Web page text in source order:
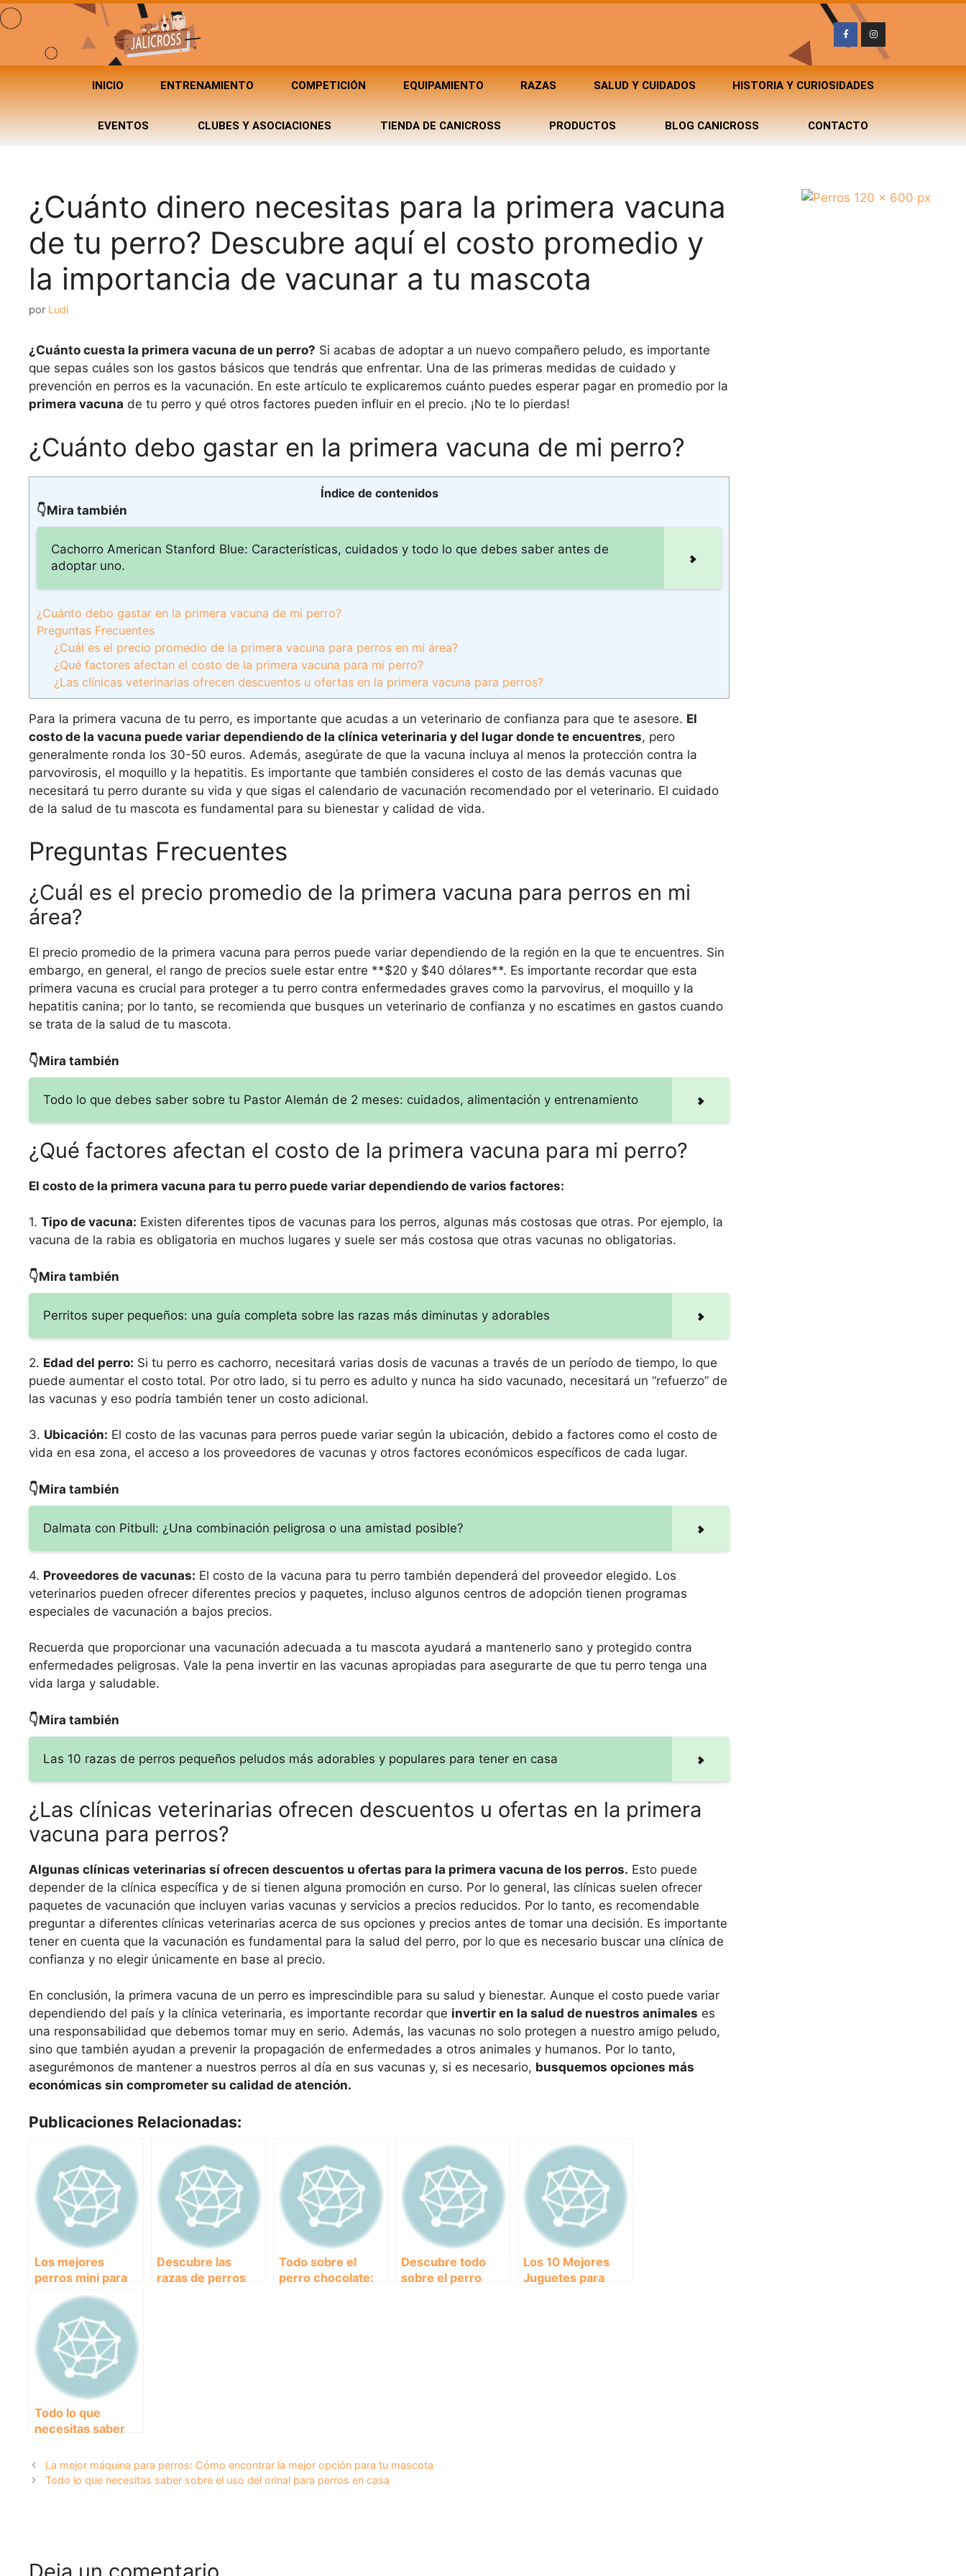
INICIO ENTRENAMIENTO COMPETICIÓN EQUIPAMIENTO RAZAS SALUD Y CUIDADOS HISTORIA Y CURIOSIDADES
EVENTOS CLUBES Y ASOCIACIONES TIENDA DE CANICROSS PRODUCTOS BLOG CANICROSS CONTACTO
¿Cuánto dinero necesitas para la primera vacuna
de tu perro? Descubre aquí el costo promedio y
la importancia de vacunar a tu mascota
por Ludi
¿Cuánto cuesta la primera vacuna de un perro? Si acabas de adoptar a un nuevo compañero peludo, es importante
que sepas cuáles son los gastos básicos que tendrás que enfrentar. Una de las primeras medidas de cuidado y
prevención en perros es la vacunación. En este artículo te explicaremos cuánto puedes esperar pagar en promedio por la
primera vacuna de tu perro y qué otros factores pueden influir en el precio. ¡No te lo pierdas!
¿Cuánto debo gastar en la primera vacuna de mi perro?
Índice de contenidos
👇Mira también
Cachorro American Stanford Blue: Características, cuidados y todo lo que debes saber antes de
adoptar uno.
¿Cuánto debo gastar en la primera vacuna de mi perro?
Preguntas Frecuentes
¿Cuál es el precio promedio de la primera vacuna para perros en mi área?
¿Qué factores afectan el costo de la primera vacuna para mi perro?
¿Las clínicas veterinarias ofrecen descuentos u ofertas en la primera vacuna para perros?
Para la primera vacuna de tu perro, es importante que acudas a un veterinario de confianza para que te asesore. El
costo de la vacuna puede variar dependiendo de la clínica veterinaria y del lugar donde te encuentres, pero
generalmente ronda los 30-50 euros. Además, asegúrate de que la vacuna incluya al menos la protección contra la
parvovirosis, el moquillo y la hepatitis. Es importante que también consideres el costo de las demás vacunas que
necesitará tu perro durante su vida y que sigas el calendario de vacunación recomendado por el veterinario. El cuidado
de la salud de tu mascota es fundamental para su bienestar y calidad de vida.
Preguntas Frecuentes
¿Cuál es el precio promedio de la primera vacuna para perros en mi
área?
El precio promedio de la primera vacuna para perros puede variar dependiendo de la región en la que te encuentres. Sin
embargo, en general, el rango de precios suele estar entre **$20 y $40 dólares**. Es importante recordar que esta
primera vacuna es crucial para proteger a tu perro contra enfermedades graves como la parvovirus, el moquillo y la
hepatitis canina; por lo tanto, se recomienda que busques un veterinario de confianza y no escatimes en gastos cuando
se trata de la salud de tu mascota.
👇Mira también
Todo lo que debes saber sobre tu Pastor Alemán de 2 meses: cuidados, alimentación y entrenamiento
¿Qué factores afectan el costo de la primera vacuna para mi perro?
El costo de la primera vacuna para tu perro puede variar dependiendo de varios factores:
1. Tipo de vacuna: Existen diferentes tipos de vacunas para los perros, algunas más costosas que otras. Por ejemplo, la
vacuna de la rabia es obligatoria en muchos lugares y suele ser más costosa que otras vacunas no obligatorias.
👇Mira también
Perritos super pequeños: una guía completa sobre las razas más diminutas y adorables
2. Edad del perro: Si tu perro es cachorro, necesitará varias dosis de vacunas a través de un período de tiempo, lo que
puede aumentar el costo total. Por otro lado, si tu perro es adulto y nunca ha sido vacunado, necesitará un “refuerzo” de
las vacunas y eso podría también tener un costo adicional.
3. Ubicación: El costo de las vacunas para perros puede variar según la ubicación, debido a factores como el costo de
vida en esa zona, el acceso a los proveedores de vacunas y otros factores económicos específicos de cada lugar.
👇Mira también
Dalmata con Pitbull: ¿Una combinación peligrosa o una amistad posible?
4. Proveedores de vacunas: El costo de la vacuna para tu perro también dependerá del proveedor elegido. Los
veterinarios pueden ofrecer diferentes precios y paquetes, incluso algunos centros de adopción tienen programas
especiales de vacunación a bajos precios.
Recuerda que proporcionar una vacunación adecuada a tu mascota ayudará a mantenerlo sano y protegido contra
enfermedades peligrosas. Vale la pena invertir en las vacunas apropiadas para asegurarte de que tu perro tenga una
vida larga y saludable.
👇Mira también
Las 10 razas de perros pequeños peludos más adorables y populares para tener en casa
¿Las clínicas veterinarias ofrecen descuentos u ofertas en la primera
vacuna para perros?
Algunas clínicas veterinarias sí ofrecen descuentos u ofertas para la primera vacuna de los perros. Esto puede
depender de la clínica específica y de si tienen alguna promoción en curso. Por lo general, las clínicas suelen ofrecer
paquetes de vacunación que incluyen varias vacunas y servicios a precios reducidos. Por lo tanto, es recomendable
preguntar a diferentes clínicas veterinarias acerca de sus opciones y precios antes de tomar una decisión. Es importante
tener en cuenta que la vacunación es fundamental para la salud del perro, por lo que es necesario buscar una clínica de
confianza y no elegir únicamente en base al precio.
En conclusión, la primera vacuna de un perro es imprescindible para su salud y bienestar. Aunque el costo puede variar
dependiendo del país y la clínica veterinaria, es importante recordar que invertir en la salud de nuestros animales es
una responsabilidad que debemos tomar muy en serio. Además, las vacunas no solo protegen a nuestro amigo peludo,
sino que también ayudan a prevenir la propagación de enfermedades a otros animales y humanos. Por lo tanto,
asegurémonos de mantener a nuestros perros al día en sus vacunas y, si es necesario, busquemos opciones más
económicas sin comprometer su calidad de atención.
Publicaciones Relacionadas:
Los mejores
perros mini para
tener como
mascota en casa
Descubre las
razas de perros
Todo sobre el
perro chocolate:
Descubre todo
sobre el perro
Los 10 Mejores
Juguetes para
Todo lo que
necesitas saber
Shih Tzu cachorro:
cuidados y
La mejor máquina para perros: Cómo encontrar la mejor opción para tu mascota
Todo lo que necesitas saber sobre el uso del orinal para perros en casa